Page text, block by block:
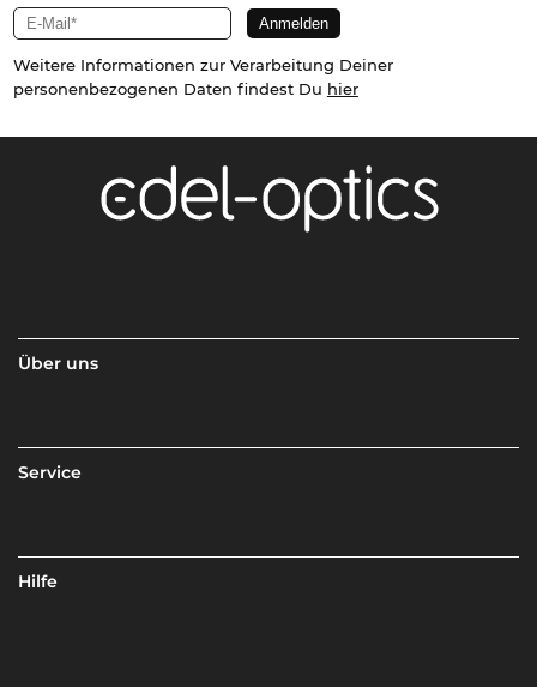
Weitere Informationen zur Verarbeitung Deiner
personenbezogenen Daten findest Du hier
Über uns
Service
Hilfe